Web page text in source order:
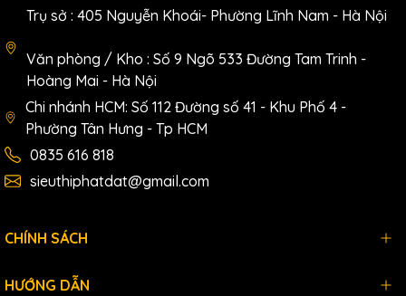
Trụ sở : 405 Nguyễn Khoái- Phường Lĩnh Nam - Hà Nội
Văn phòng / Kho : Số 9 Ngõ 533 Đường Tam Trinh -
Hoàng Mai - Hà Nội
Chi nhánh HCM: Số 112 Đường số 41 - Khu Phố 4 -
Phường Tân Hưng - Tp HCM
0835 616 818
sieuthiphatdat@gmail.com
CHÍNH SÁCH
HƯỚNG DẪN